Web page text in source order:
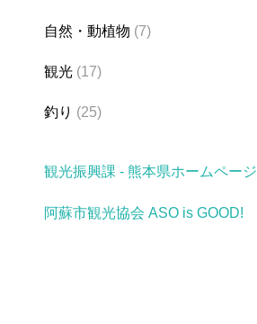
自然・動植物 (7)
観光 (17)
釣り (25)
観光振興課 - 熊本県ホームページ
阿蘇市観光協会 ASO is GOOD!